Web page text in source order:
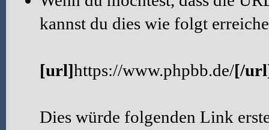
kannst du dies wie folgt
[url]https://www.phpbb.de/[/
Dies würde folgenden Link